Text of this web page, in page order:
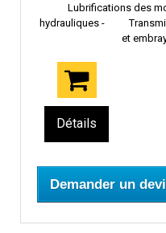
Lubrifications des
hydrauliques -
et
Détails
Demander un